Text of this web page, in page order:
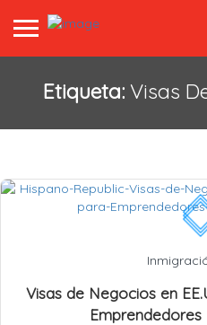
Etiqueta: Visas
Visas de Negocios en